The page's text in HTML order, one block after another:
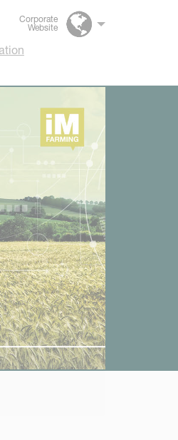
Corporate
Website
Select language